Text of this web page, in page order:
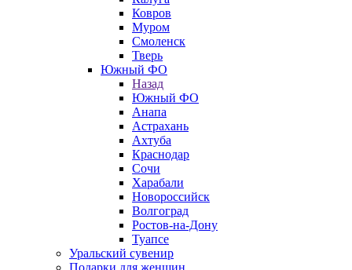
Ковров
Муром
Смоленск
Тверь
Южный ФО
Назад
Южный ФО
Анапа
Астрахань
Ахтуба
Краснодар
Сочи
Харабали
Новороссийск
Волгоград
Ростов-на-Дону
Туапсе
Уральский сувенир
Подарки для женщин